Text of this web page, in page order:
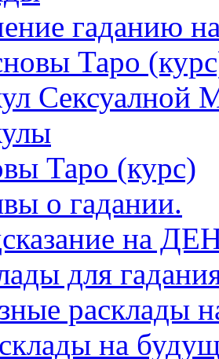
гаданию
Таро
Сексуалной
Таро (курс)
о гадании.
на
для
расклады
на